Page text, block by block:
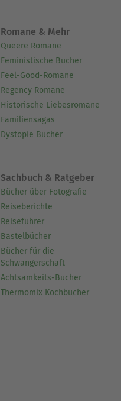
Romane & Mehr
Queere Romane
Feministische Bücher
Feel-Good-Romane
Regency Romane
Historische Liebesromane
Familiensagas
Dystopie Bücher
Sachbuch & Ratgeber
Bücher über Fotografie
Reiseberichte
Reiseführer
Bastelbücher
Bücher für die
Schwangerschaft
Achtsamkeits-Bücher
Thermomix Kochbücher